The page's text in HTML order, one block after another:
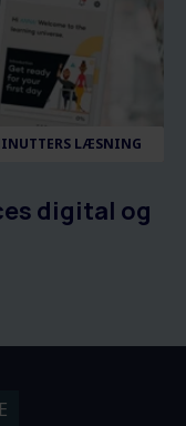
LÆSNING
digital og